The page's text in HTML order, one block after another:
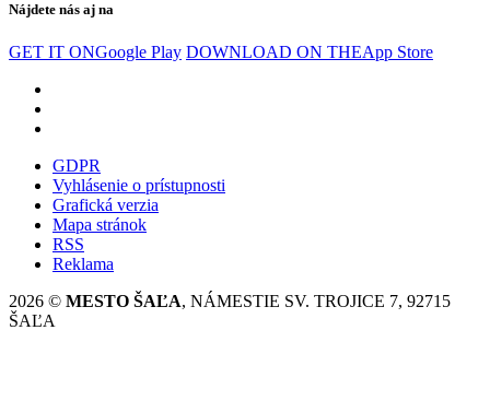
Nájdete nás aj na
GET IT ONGoogle Play DOWNLOAD ON THEApp Store
GDPR
Vyhlásenie o prístupnosti
Grafická verzia
Mapa stránok
RSS
Reklama
2026 © MESTO ŠAĽA, NÁMESTIE SV. TROJICE 7, 92715
ŠAĽA